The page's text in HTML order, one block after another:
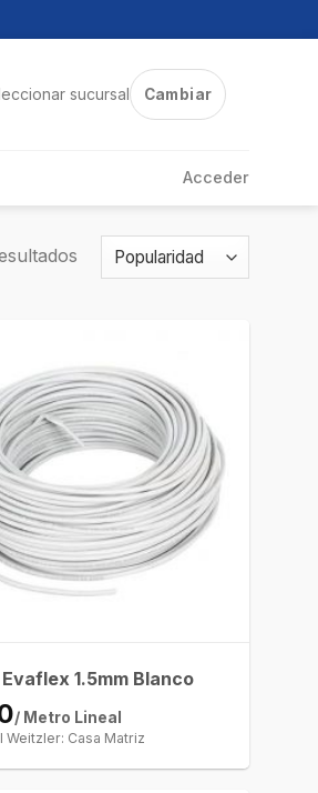
sucursal Cambiar
Acceder
1.5mm Blanco
/ Metro Lineal
Weitzler: Casa Matriz